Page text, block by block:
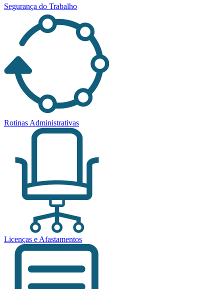
Segurança do Trabalho
Rotinas Administrativas
Licenças e Afastamentos